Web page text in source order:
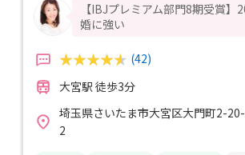
【IBJプレミアム部門8期受賞】
婚に強い
(42)
大宮駅 徒歩3分
埼玉県さいたま市大宮区大門町2-20-
2